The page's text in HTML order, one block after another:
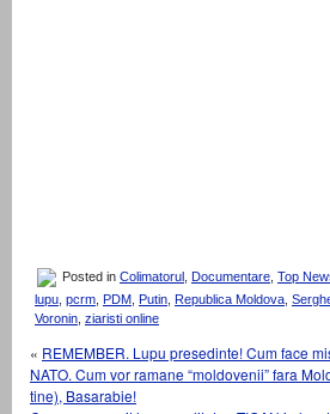
Posted in Colimatorul Documentare Top
lupu pcrm PDM Putin Republica Moldova
Voronin ziaristi online
« REMEMBER. Lupu presedinte! Cum face
NATO. Cum vor ramane “moldovenii” fara
tine), Basarabie!